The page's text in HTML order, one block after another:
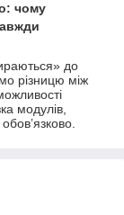
чому
до
різницю між
модулів,